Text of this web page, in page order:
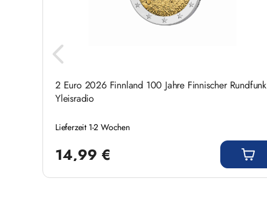
2 Euro 2026 Finnland 100 Jahre Finnischer Rundfunk
Yleisradio
Lieferzeit 1-2 Wochen
14,99 €